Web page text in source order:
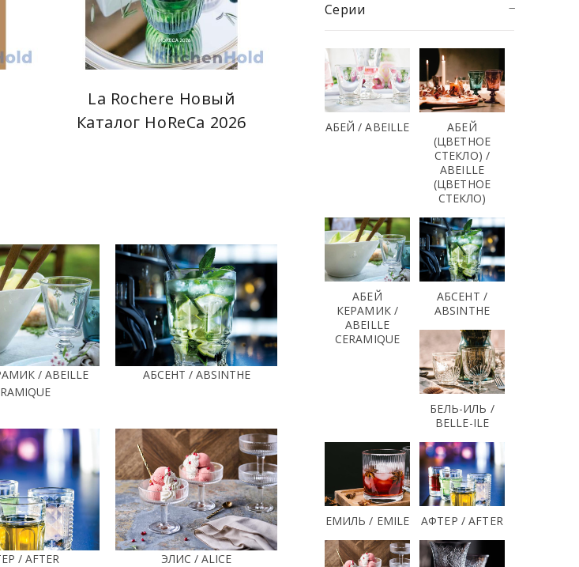
Серии
АБЕЙ / ABEILLE
АБЕЙ
(ЦВЕТНОЕ
СТЕКЛО) /
ABEILLE
(ЦВЕТНОЕ
СТЕКЛО)
АБЕЙ
КЕРАМИК /
ABEILLE
CERAMIQUE
АБСЕНТ /
ABSINTHE
БЕЛЬ-ИЛЬ /
BELLE-ILE
ЕМИЛЬ / EMILE АФТЕР / AFTER
La Rochere Новый
Каталог HoReCa 2026
/ ABEILLE
АБСЕНТ / ABSINTHE
/ AFTER ЭЛИС / ALICE